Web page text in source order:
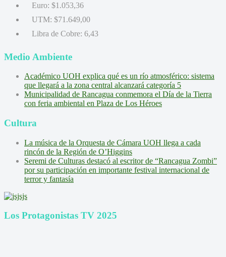
Euro: $1.053,36
UTM: $71.649,00
Libra de Cobre: 6,43
Medio Ambiente
Académico UOH explica qué es un río atmosférico: sistema
que llegará a la zona central alcanzará categoría 5
Municipalidad de Rancagua conmemora el Día de la Tierra
con feria ambiental en Plaza de Los Héroes
Cultura
La música de la Orquesta de Cámara UOH llega a cada
rincón de la Región de O’Higgins
Seremi de Culturas destacó al escritor de “Rancagua Zombi”
por su participación en importante festival internacional de
terror y fantasía
Los Protagonistas TV 2025